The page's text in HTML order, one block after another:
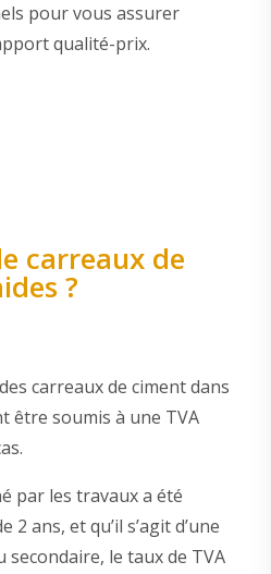
pour vous assurer
qualité-prix.
carreaux de
?
carreaux de ciment dans
être soumis à une TVA
par les travaux a été
ans, et qu’il s’agit d’une
secondaire, le taux de TVA